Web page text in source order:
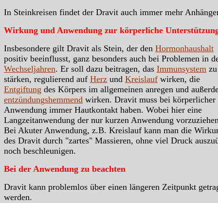
In Steinkreisen findet der Dravit auch immer mehr
Wirkung und Anwendung zur körperliche
Insbesondere gilt Dravit als Stein, der den Hormonhaushalt
positiv beeinflusst, ganz besonders auch bei Problemen in
Wechseljahren. Er soll dazu beitragen, das Immunsystem zu
stärken, regulierend auf Herz und Kreislauf wirken, die
Entgiftung des Körpers im allgemeinen anregen und
entzündungshemmend wirken. Dravit muss bei körperlicher
Anwendung immer Hautkontakt haben. Wobei hier eine
Langzeitanwendung der nur kurzen Anwendung
Bei Akuter Anwendung, z.B. Kreislauf kann man die
des Dravit durch "zartes" Massieren, ohne viel Druck
noch beschleunigen.
Bei der Anwendung zu beachten
Dravit kann problemlos über einen längeren Zeitpunkt
werden.